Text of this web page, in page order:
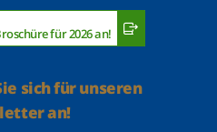
für 2026 an!
sich für unseren
an!